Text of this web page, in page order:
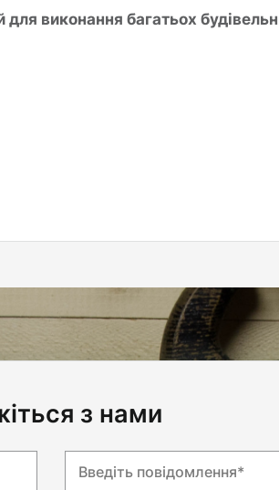
виконання багатьох
з нами
Введіть повідомлення*